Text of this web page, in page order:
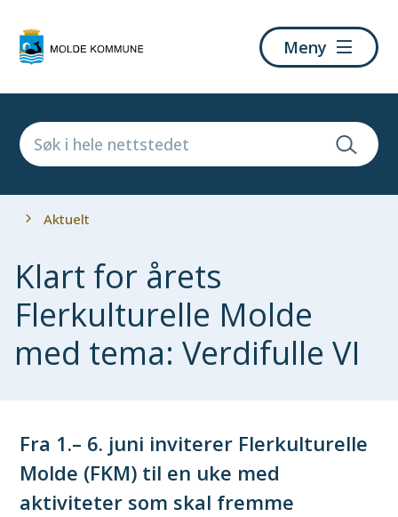
kommune
Meny
Du
Aktuelt
Klart for årets
Flerkulturelle Molde
med tema: Verdifulle VI
Fra 1.– 6. juni inviterer Flerkulturelle
Molde (FKM) til en uke med
aktiviteter som skal fremme